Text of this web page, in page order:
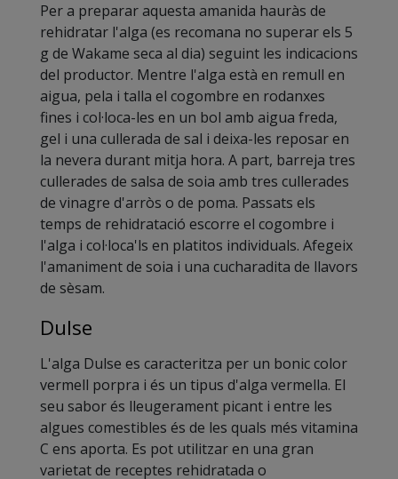
Per a preparar aquesta amanida hauràs de
rehidratar l'alga (es recomana no superar els 5
g de Wakame seca al dia) seguint les indicacions
del productor. Mentre l'alga està en remull en
aigua, pela i talla el cogombre en rodanxes
fines i col·loca-les en un bol amb aigua freda,
gel i una cullerada de sal i deixa-les reposar en
la nevera durant mitja hora. A part, barreja tres
cullerades de salsa de soia amb tres cullerades
de vinagre d'arròs o de poma. Passats els
temps de rehidratació escorre el cogombre i
l'alga i col·loca'ls en platitos individuals. Afegeix
l'amaniment de soia i una cucharadita de llavors
de sèsam.
Dulse
L'alga Dulse es caracteritza per un bonic color
vermell porpra i és un tipus d'alga vermella. El
seu sabor és lleugerament picant i entre les
algues comestibles és de les quals més vitamina
C ens aporta. Es pot utilitzar en una gran
varietat de receptes rehidratada o